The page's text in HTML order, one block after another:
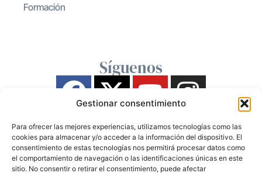
Gestionar consentimiento
Para ofrecer las mejores experiencias, utilizamos tecnologías como las
cookies para almacenar y/o acceder a la información del dispositivo. El
consentimiento de estas tecnologías nos permitirá procesar datos como
el comportamiento de navegación o las identificaciones únicas en este
sitio. No consentir o retirar el consentimiento, puede afectar
Formación
Síguenos